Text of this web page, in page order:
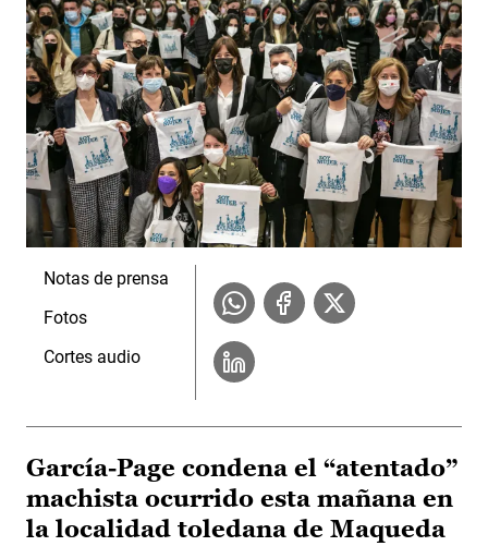
Notas de prensa
Fotos
Cortes audio
García-Page condena el “atentado”
machista ocurrido esta mañana en
la localidad toledana de Maqueda